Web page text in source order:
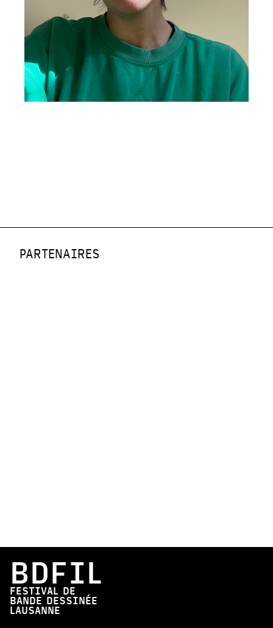
PARTENAIRES
BDFIL
FESTIVAL DE
BANDE DESSINÉE
LAUSANNE